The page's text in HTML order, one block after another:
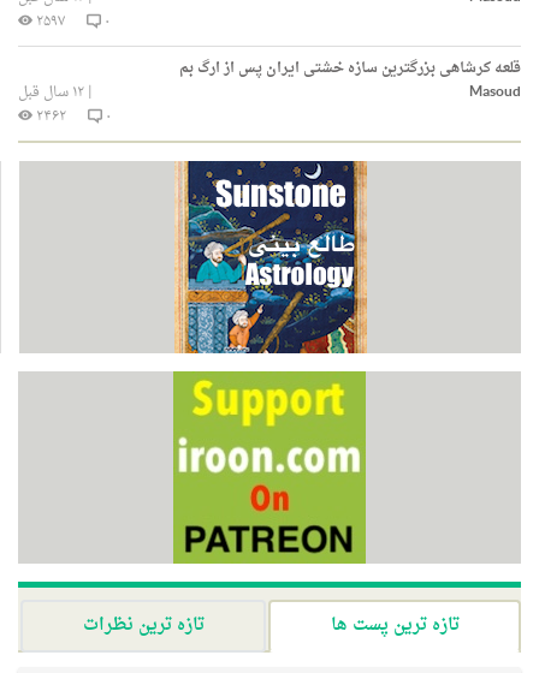
۰
۲۵۹۷
قلعه کرشاهی بزرگترین سازه‌ خشتی ایران پس از ارگ بم
Masoud
|۱۲ سال قبل
۰
۲۴۶۲
تازه ترین پست ها
تازه ترین نظرات